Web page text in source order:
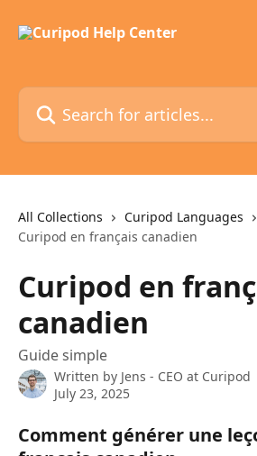
Search for articles...
All Collections
Curipod Languages
Curipod en français canadien
Curipod en
canadien
Guide simple
Written by Jens - CEO at Curipod
July 23, 2025
Comment générer une